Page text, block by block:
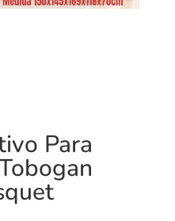
Para